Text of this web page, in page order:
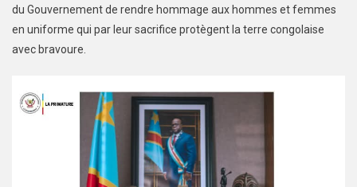
du Gouvernement de rendre hommage aux hommes et femmes
en uniforme qui par leur sacrifice protègent la terre congolaise
avec bravoure.